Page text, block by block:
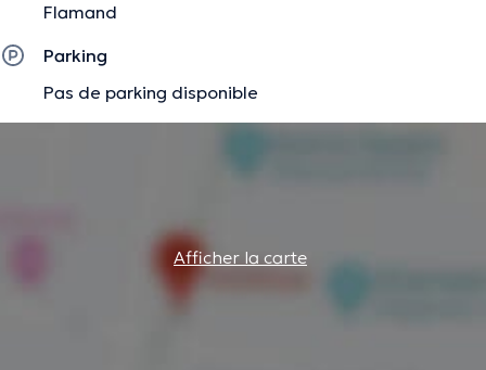
Flamand
Parking
Pas de parking disponible
Afficher la carte